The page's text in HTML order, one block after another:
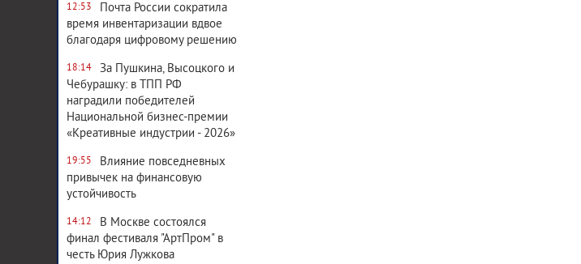
12:53
Почта России сократила
время инвентаризации вдвое
благодаря цифровому решению
18:14
За Пушкина, Высоцкого и
Чебурашку: в ТПП РФ
наградили победителей
Национальной бизнес-премии
«Креативные индустрии - 2026»
19:55
Влияние повседневных
привычек на финансовую
устойчивость
14:12
В Москве состоялся
финал фестиваля "АртПром" в
честь Юрия Лужкова